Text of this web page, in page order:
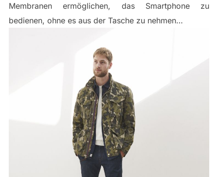
Membranen ermöglichen, das Smartphone zu
bedienen, ohne es aus der Tasche zu nehmen…